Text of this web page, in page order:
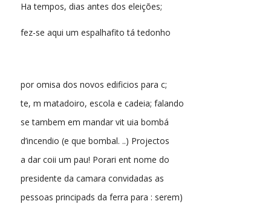
Ha tempos, dias antes dos eleições;
fez-se aqui um espalhafito tá tedonho
por omisa dos novos edificios para c;
te, m matadoiro, escola e cadeia; falando
se tambem em mandar vit uia bombá
d’incendio (e que bombal. ..) Projectos
a dar coii um pau! Porari ent nome do
presidente da camara convidadas as
pessoas principads da ferra para : serem)